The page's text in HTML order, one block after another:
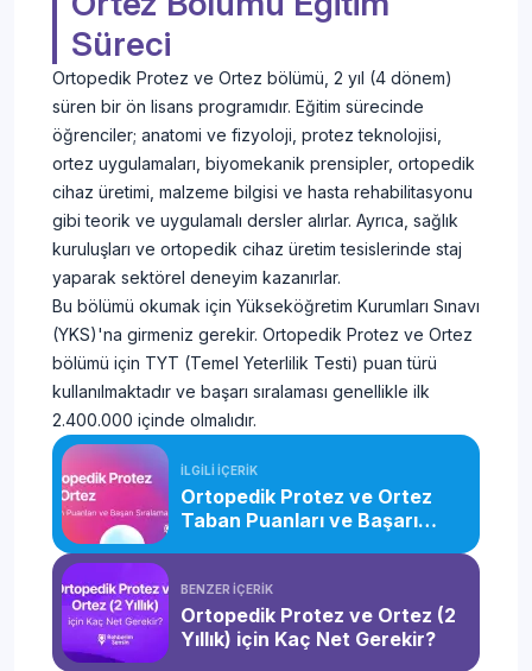
Süreci
Ortopedik Protez ve Ortez bölümü, 2 yıl (4 dönem)
süren bir ön lisans programıdır. Eğitim sürecinde
öğrenciler; anatomi ve fizyoloji, protez teknolojisi,
ortez uygulamaları, biyomekanik prensipler, ortopedik
cihaz üretimi, malzeme bilgisi ve hasta rehabilitasyonu
gibi teorik ve uygulamalı dersler alırlar. Ayrıca, sağlık
kuruluşları ve ortopedik cihaz üretim tesislerinde staj
yaparak sektörel deneyim kazanırlar.
Bu bölümü okumak için Yükseköğretim Kurumları Sınavı
(YKS)'na girmeniz gerekir. Ortopedik Protez ve Ortez
bölümü için TYT (Temel Yeterlilik Testi) puan türü
kullanılmaktadır ve başarı sıralaması genellikle ilk
2.400.000 içinde olmalıdır.
İLGİLİ İÇERİK
Ortopedik Protez ve Ortez
Taban Puanları ve Başarı
BENZER İÇERİK
Ortopedik Protez ve Ortez (2
Yıllık) için Kaç Net Gerekir?